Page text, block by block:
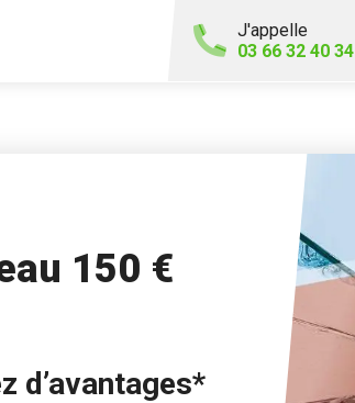
J'appelle
03 66 32 40 34
150 €
d’avantages*